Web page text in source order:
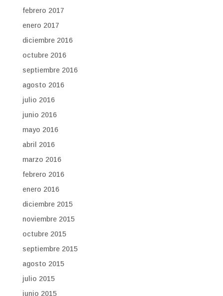
febrero 2017
enero 2017
diciembre 2016
octubre 2016
septiembre 2016
agosto 2016
julio 2016
junio 2016
mayo 2016
abril 2016
marzo 2016
febrero 2016
enero 2016
diciembre 2015
noviembre 2015
octubre 2015
septiembre 2015
agosto 2015
julio 2015
junio 2015